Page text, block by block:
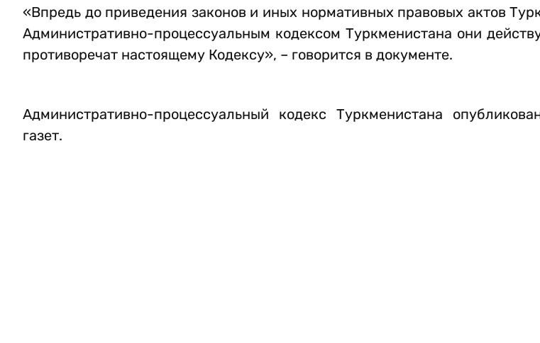
«Впредь до приведения законов и иных нормативных правовых актов
Административно-процессуальным кодексом Туркменистана они
противоречат настоящему Кодексу», – говорится в документе.
Административно-процессуальный кодекс Туркменистана
газет.